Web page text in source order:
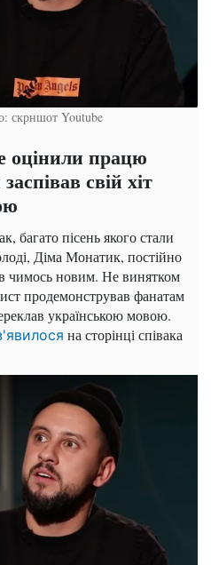
скрншот Youtube
працю
свій хіт
багато пісень якого стали
Діма Монатик, постійно
чимось новим. Не винятком
продемонстрував фанатам
українською мовою.
на сторінці співака